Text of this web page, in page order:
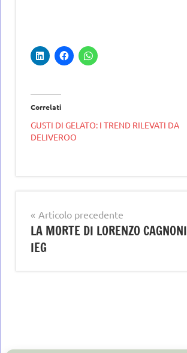
Correlati
GUSTI DI GELATO: I TREND RILEVATI DA
DELIVEROO
gelato
news
Navigazione
articoli
Articolo precedente
LA MORTE DI LORENZO
IEG